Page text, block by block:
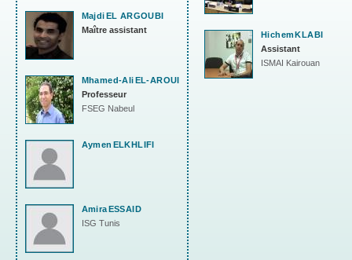
HichemKLABI
Assistant
ISMAI Kairouan
MajdiEL ARGOUBI
Maître assistant
Mhamed-AliEL-AROUI
Professeur
FSEG Nabeul
Aymen ELKHLIFI
AmiraESSAID
ISG Tunis